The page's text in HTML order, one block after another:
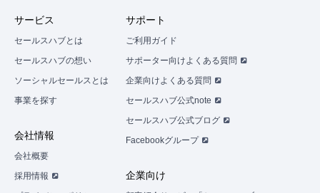
サービス
セールスハブとは
セールスハブの想い
ソーシャルセールスとは
事業を探す
会社情報
会社概要
採用情報
サポート
ご利用ガイド
サポーター向けよくある質問
企業向けよくある質問
セールスハブ公式note
セールスハブ公式ブログ
Facebookグループ
企業向け